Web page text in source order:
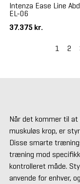
Intenza Ease Line
EL-06
37.375 kr.
1 2
Når det kommer til
muskuløs krop, er
Disse smarte
træning mod
kontrolleret måde.
anvende for enhver,